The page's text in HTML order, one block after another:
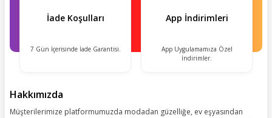
İade Koşulları
7 Gün İçerisinde İade Garantisi.
App İndirimleri
App Uygulamamıza Özel
İndirimler.
Hakkımızda
Müşterilerimize platformumuzda modadan güzelliğe, ev eşyasından